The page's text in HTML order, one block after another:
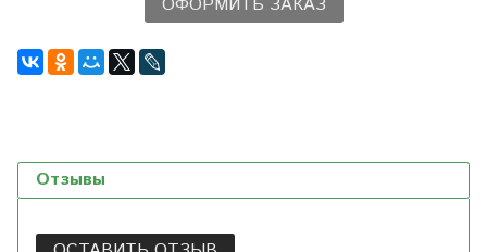
ОФОРМИТЬ ЗАКАЗ
Отзывы